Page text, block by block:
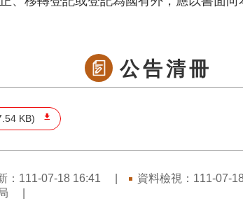
公告清冊
KB)
：111-07-18 16:41
資料檢視：111-07-